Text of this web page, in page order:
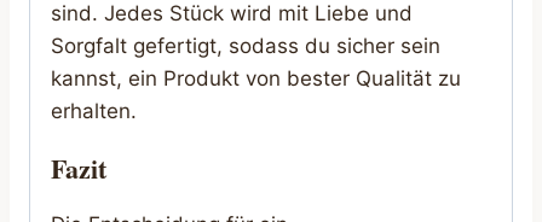
sind. Jedes Stück wird mit Liebe und
Sorgfalt gefertigt, sodass du sicher sein
kannst, ein Produkt von bester Qualität zu
erhalten.
Fazit